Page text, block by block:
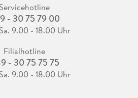
Servicehotline
- 30 75 79 00
9.00 - 18.00 Uhr
Filialhotline
- 30 75 75 75
9.00 - 18.00 Uhr